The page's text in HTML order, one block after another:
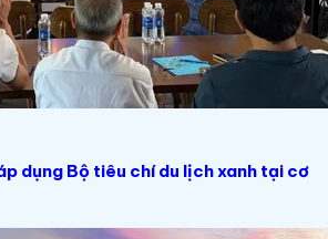
dụng Bộ tiêu chí du lịch xanh tại cơ